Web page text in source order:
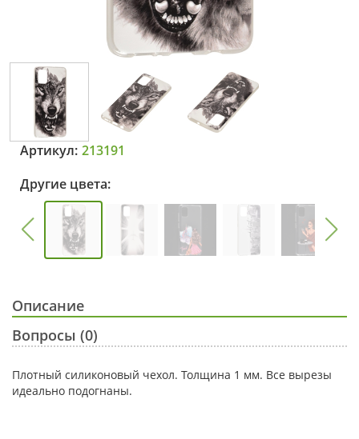
Артикул: 213191
Другие цвета:
Описание
Вопросы (0)
Плотный силиконовый чехол. Толщина 1 мм. Все вырезы
идеально подогнаны.